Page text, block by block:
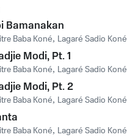
Bamanakan
Baba Koné, Lagaré Sadio Koné
Modi, Pt. 1
Baba Koné, Lagaré Sadio Koné
Modi, Pt. 2
Baba Koné, Lagaré Sadio Koné
Baba Koné, Lagaré Sadio Koné